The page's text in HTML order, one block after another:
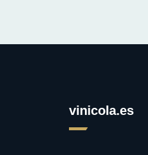
vinicola.es